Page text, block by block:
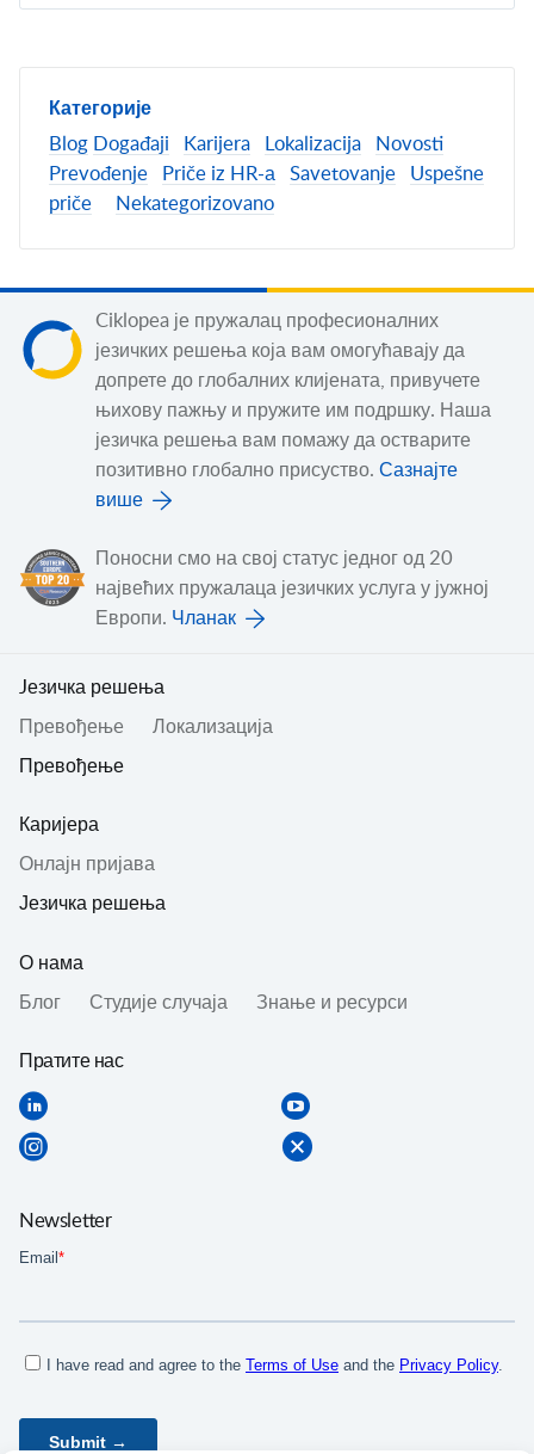
Категорије
Blog
Događaji Karijera Lokalizacija
Novosti
Prevođenje
Priče iz HR-а Savetovanje
Uspešne
priče
Nekategorizovano
Ciklopea је пружалац професионалних
језичких решења која вам омогућавају да
допрете до глобалних клијената, привучете
њихову пажњу и пружите им подршку. Наша
језичка решења вам помажу да остварите
позитивно глобално присуство. Сазнајте
више
Поносни смо на свој статус једног од 20
највећих пружалаца језичких услуга у јужној
Европи. Чланак
Jезичка решења
Превођењe Локализација
Превођење
Каријера
Онлајн пријава
Језичка решења
О нама
Блог Студије случаја Знање и ресурси
Пратите нас
Newsletter